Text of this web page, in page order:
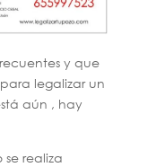
y que
legalizar un
aún , hay
se realiza